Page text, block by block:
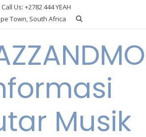
Call Us: +2782 444 YEAH
Town, South Africa
Musik